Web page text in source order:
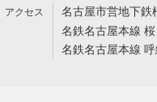
名古屋市営地下鉄
名鉄名古屋本線
名鉄名古屋本線